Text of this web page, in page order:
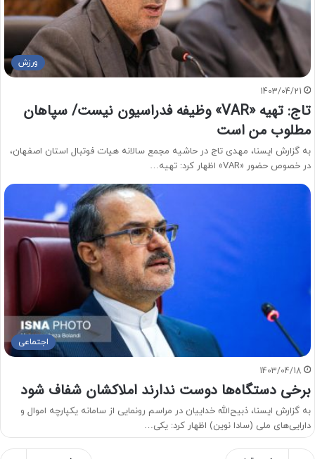
ورزش
1403/04/21
تاج: تهیه «VAR» وظیفه فدراسیون نیست/ سپاهان
مطلوب من است
به گزارش ایسنا، مهدی تاج در حاشیه مجمع سالانه هیات فوتبال استان اصفهان،
در خصوص حضور «VAR» اظهار کرد: تهیه…
اجتماعی
1403/04/18
برخی دستگاه‌ها دوست ندارند املاکشان شفاف شود
به گزارش ایسنا، ذبیح‌الله خداییان در مراسم رونمایی از سامانه یکپارچه اموال و
دارایی‌های ملی (سادا نوین) اظهار کرد: یکی…